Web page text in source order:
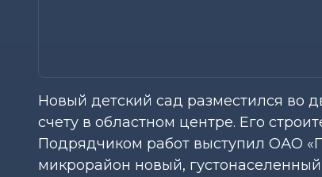
Новый детский сад разместился во
счету в областном центре. Его
Подрядчиком работ выступил ОАО
микрорайон новый,